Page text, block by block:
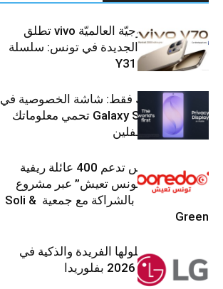
العلامة التّكنولوجيّة العالميّة vivo تطلق
هواتفها الذكيّة الجديدة في تونس: سلسلة
V70 وسلسلة Y31
شاشتك، لعينيك فقط: شاشة الخصوصية في
جهاز Galaxy S26 Ultra تحمي معلوماتك
من أعين المتطفلين
Ooredoo تونس تدعم 400 عائلة ريفية
ضمن برنامج “تونس تعيش” عبر مشروع
تنموي مستدام بالشراكة مع جمعية Soli &
Green
إل جي تقدم حلولها الفريدة والذكية في
معرض (KBIS) 2026 بفلوريدا